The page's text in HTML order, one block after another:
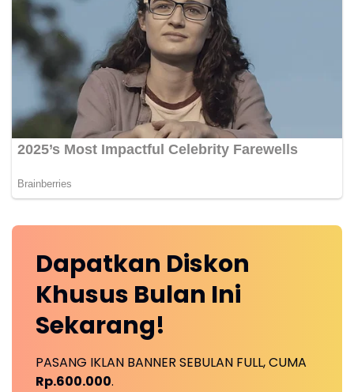
Dapatkan Diskon
Khusus Bulan Ini
Sekarang!
PASANG IKLAN BANNER SEBULAN FULL, CUMA
Rp.600.000.